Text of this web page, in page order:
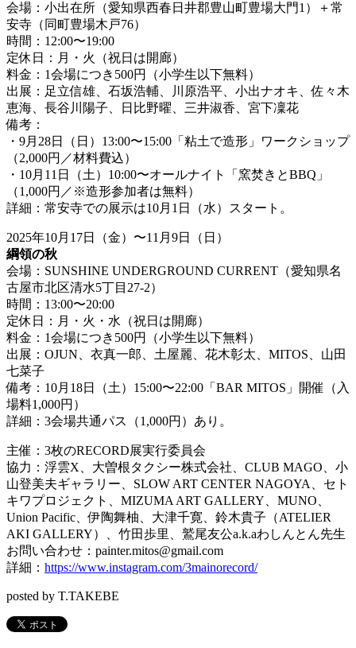
会場：小出在所（愛知県西春日井郡豊山町豊場大門1）＋常
安寺（同町豊場木戸76）
時間：12:00〜19:00
定休日：月・火（祝日は開廊）
料金：1会場につき500円（小学生以下無料）
出展：足立信雄、石坂浩輔、川原浩平、小出ナオキ、佐々木
恵海、長谷川陽子、日比野曜、三井淑香、宮下凜花
備考：
・9月28日（日）13:00〜15:00「粘土で造形」ワークショップ
（2,000円／材料費込）
・10月11日（土）10:00〜オールナイト「窯焚きとBBQ」
（1,000円／※造形参加者は無料）
詳細：常安寺での展示は10月1日（水）スタート。
2025年10月17日（金）〜11月9日（日）
綱領の秋
会場：SUNSHINE UNDERGROUND CURRENT（愛知県名
古屋市北区清水5丁目27-2）
時間：13:00〜20:00
定休日：月・火・水（祝日は開廊）
料金：1会場につき500円（小学生以下無料）
出展：OJUN、衣真一郎、土屋麗、花木彰太、MITOS、山田
七菜子
備考：10月18日（土）15:00〜22:00「BAR MITOS」開催（入
場料1,000円）
詳細：3会場共通パス（1,000円）あり。
主催：3枚のRECORD展実行委員会
協力：浮雲X、大曽根タクシー株式会社、CLUB MAGO、小
山登美夫ギャラリー、SLOW ART CENTER NAGOYA、セト
キワプロジェクト、MIZUMA ART GALLERY、MUNO、
Union Pacific、伊陶舞柚、大津千寛、鈴木貴子（ATELIER
AKI GALLERY）、竹田歩里、鷲尾友公a.k.aわしんとん先生
お問い合わせ：painter.mitos@gmail.com
詳細： https://www.instagram.com/3mainorecord/
posted by T.TAKEBE